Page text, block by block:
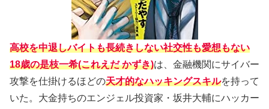
高校を中退しバイトも長続きしない社交性も愛想もない
18歳の是枝一希(これえだ かずき)は、金融機関にサイバー
攻撃を仕掛けるほどの天才的なハッキングスキルを持って
いた。大金持ちのエンジェル投資家・坂井大輔にハッカー